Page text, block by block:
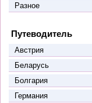
Разное
Путеводитель
Австрия
Беларусь
Болгария
Германия